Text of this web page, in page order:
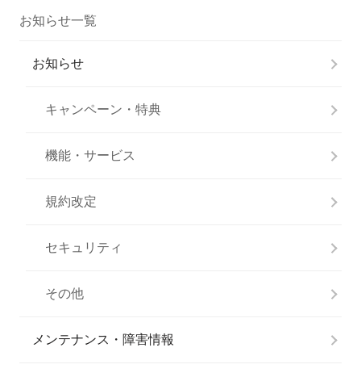
お知らせ一覧
お知らせ
キャンペーン・特典
機能・サービス
規約改定
セキュリティ
その他
メンテナンス・障害情報